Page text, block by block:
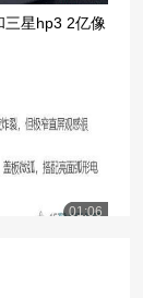
星hp3 2亿像
01:06